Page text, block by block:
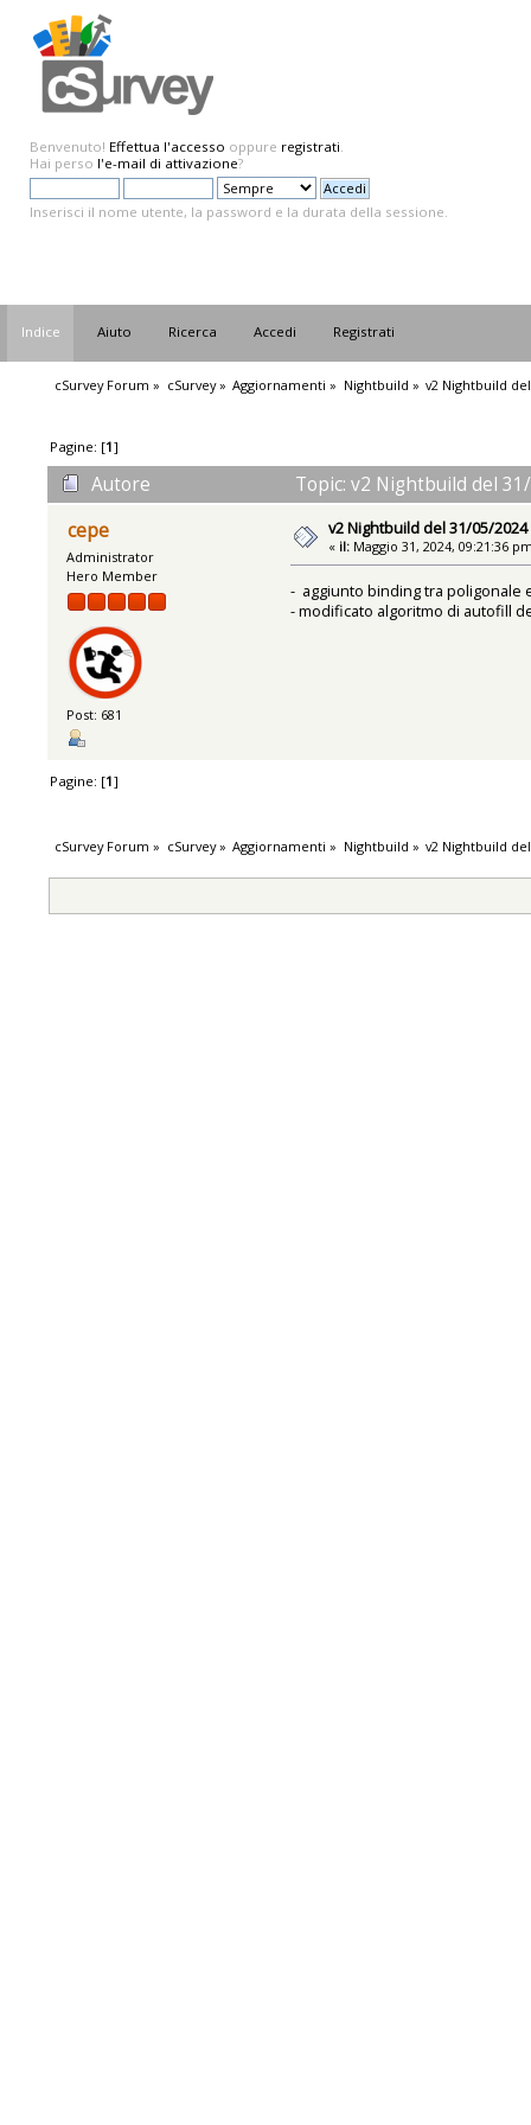
Benvenuto! Effettua l'accesso oppure registrati.
Hai perso l'e-mail di attivazione?
Inserisci il nome utente, la password e la durata della sessione.
Indice Aiuto Ricerca Accedi Registrati
cSurvey Forum » cSurvey» Aggiornamenti » Nightbuild » v2 Nightbuild
Pagine: [1]
Autore
Topic: v2 Nightbuild del
cepe
Administrator
Hero Member
Post: 681
v2 Nightbuild del 31/05/2024
« il: Maggio 31, 2024, 09:21:36
- aggiunto binding tra poligonale
- modificato algoritmo di autofill
Pagine: [1]
cSurvey Forum » cSurvey» Aggiornamenti » Nightbuild » v2 Nightbuild